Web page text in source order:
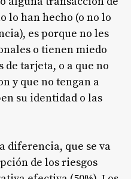
lo han hecho (o no lo
es porque no les
o tienen miedo
de tarjeta, o a que no
y que no tengan a
su identidad o las
diferencia, que se va
de los riesgos